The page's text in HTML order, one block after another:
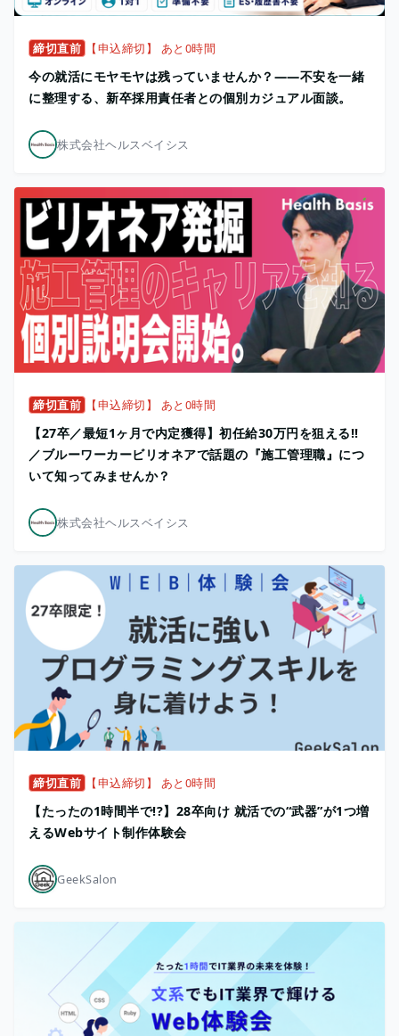
締切直前 【申込締切】 あと0時間
今の就活にモヤモヤは残っていませんか？——不安を一緒
に整理する、新卒採用責任者との個別カジュアル面談。
株式会社ヘルスベイシス
締切直前 【申込締切】 あと0時間
【27卒／最短1ヶ月で内定獲得】初任給30万円を狙える!!
／ブルーワーカービリオネアで話題の『施工管理職』につ
いて知ってみませんか？
株式会社ヘルスベイシス
締切直前 【申込締切】 あと0時間
【たったの1時間半で!?】28卒向け 就活での“武器”が1つ増
えるWebサイト制作体験会
GeekSalon